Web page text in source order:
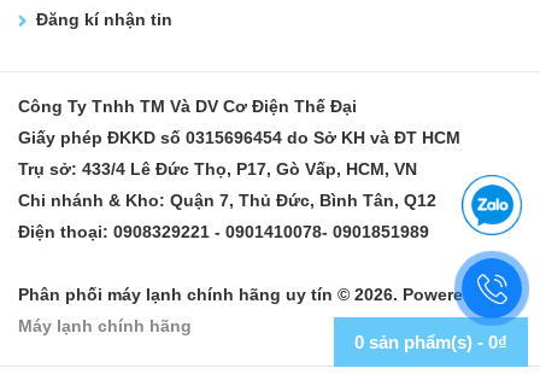
0 sản phẩm(s) - 0₫
Đăng kí nhận tin
Công Ty Tnhh TM Và DV Cơ Điện Thế Đại
Giấy phép ĐKKD số 0315696454 do Sở KH và ĐT HCM
Trụ sở: 433/4 Lê Đức Thọ, P17, Gò Vấp, HCM, VN
Chi nhánh & Kho: Quận 7, Thủ Đức, Bình Tân, Q12
Điện thoại: 0908329221 - 0901410078- 0901851989
Phân phối máy lạnh chính hãng uy tín © 2026. Powered by
Máy lạnh chính hãng